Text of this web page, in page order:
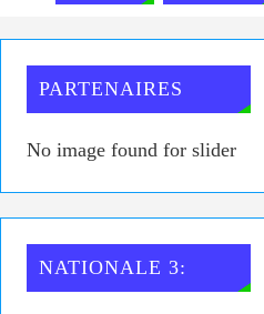
PARTENAIRES
No image found for slider
NATIONALE 3: